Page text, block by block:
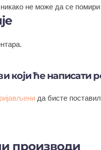
никако не може да се
који ће написати
да бисте
производи